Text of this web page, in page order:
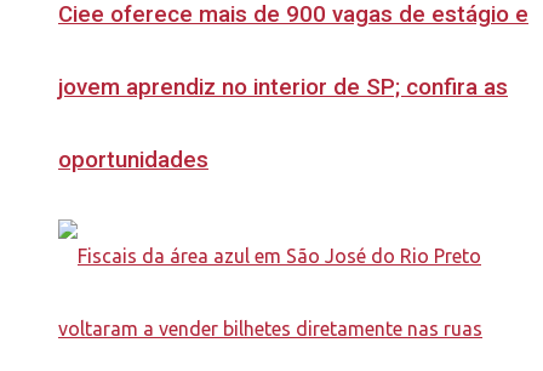
Ciee oferece mais de 900 vagas de estágio e
jovem aprendiz no interior de SP; confira as
oportunidades